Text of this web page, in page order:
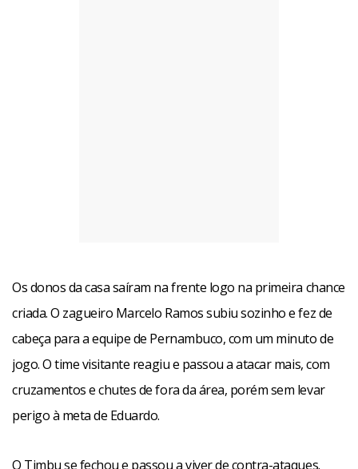
Os donos da casa saíram na frente logo na primeira chance
criada. O zagueiro Marcelo Ramos subiu sozinho e fez de
cabeça para a equipe de Pernambuco, com um minuto de
jogo. O time visitante reagiu e passou a atacar mais, com
cruzamentos e chutes de fora da área, porém sem levar
perigo à meta de Eduardo.
O Timbu se fechou e passou a viver de contra-ataques.